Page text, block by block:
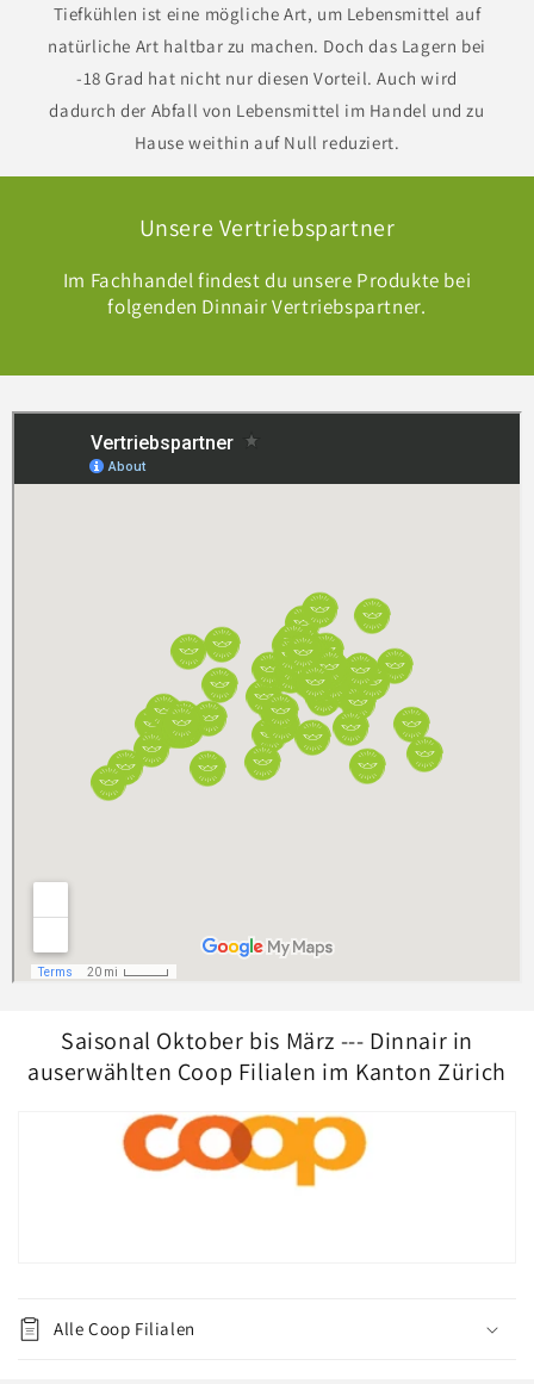
Tiefkühlen ist eine mögliche Art, um Lebensmittel auf
natürliche Art haltbar zu machen. Doch das Lagern bei
-18 Grad hat nicht nur diesen Vorteil. Auch wird
dadurch der Abfall von Lebensmittel im Handel und zu
Hause weithin auf Null reduziert.
Unsere Vertriebspartner
Im Fachhandel findest du unsere Produkte bei
folgenden Dinnair Vertriebspartner.
Saisonal Oktober bis März --- Dinnair in
auserwählten Coop Filialen im Kanton Zürich
Alle Coop Filialen